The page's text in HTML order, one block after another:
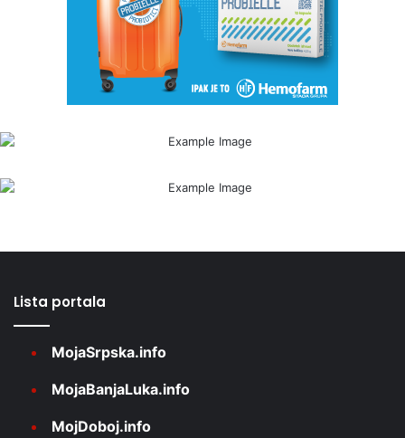
Lista portala
MojaSrpska.info
MojaBanjaLuka.info
MojDoboj.info